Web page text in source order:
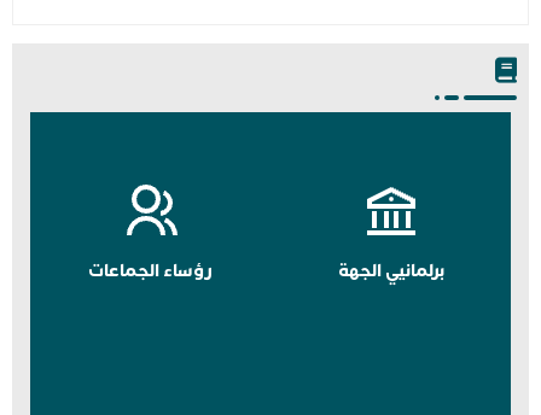
برلمانيي الجهة رؤساء الجماعات